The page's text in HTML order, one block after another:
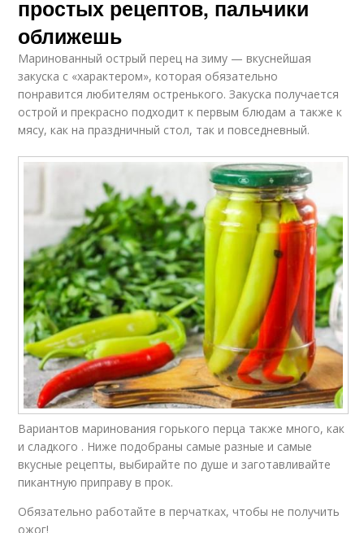
простых рецептов, пальчики
оближешь
Маринованный острый перец на зиму — вкуснейшая
закуска с «характером», которая обязательно
понравится любителям остренького. Закуска получается
острой и прекрасно подходит к первым блюдам а также к
мясу, как на праздничный стол, так и повседневный.
Вариантов маринования горького перца также много, как
и сладкого . Ниже подобраны самые разные и самые
вкусные рецепты, выбирайте по душе и заготавливайте
пикантную приправу в прок.
Обязательно работайте в перчатках, чтобы не получить
ожог!